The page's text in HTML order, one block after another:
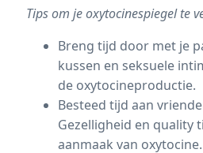
Tips om je oxytocinespiegel te
Breng tijd door met je
kussen en seksuele
de oxytocineproductie.
Besteed tijd aan
Gezelligheid en quality
aanmaak van oxytocine.